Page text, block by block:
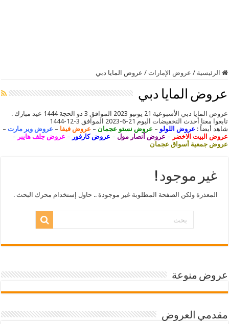
الرئيسية / عروض الإمارات / عروض المايا دبي
عروض المايا دبي
عروض المايا دبي الأسبوعية 21 يونيو 2023 الموافق 3 ذو الحجة 1444 عيد مبارك .
تابعوا معنا أحدث التخفيضات اليوم 21-6-2023 الموافق 3-12-1444
شاهد أيضاً : عروض اللولو – عروض نستو عجمان – عروض فيفا – عروض وير مارت –
عروض البيت الاخضر – عروض أنصار مول – عروض كارفور – عروض جلف هايبر –
عروض جمعية أسواق عجمان
غير موجود !
المعذرة ولكن الصفحة المطلوبة غير موجودة .. حاول إستخدام محرك البحث .
عروض منوعة
مقدمي العروض